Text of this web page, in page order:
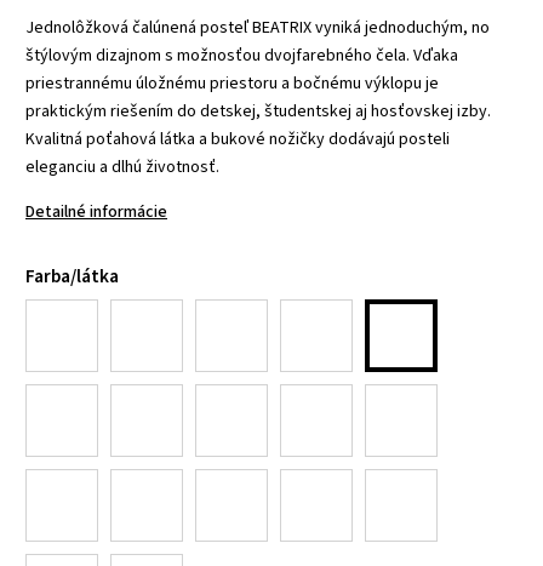
Jednolôžková čalúnená posteľ BEATRIX vyniká jednoduchým, no
štýlovým dizajnom s možnosťou dvojfarebného čela. Vďaka
priestrannému úložnému priestoru a bočnému výklopu je
praktickým riešením do detskej, študentskej aj hosťovskej izby.
Kvalitná poťahová látka a bukové nožičky dodávajú posteli
eleganciu a dlhú životnosť.
Detailné informácie
Farba/látka